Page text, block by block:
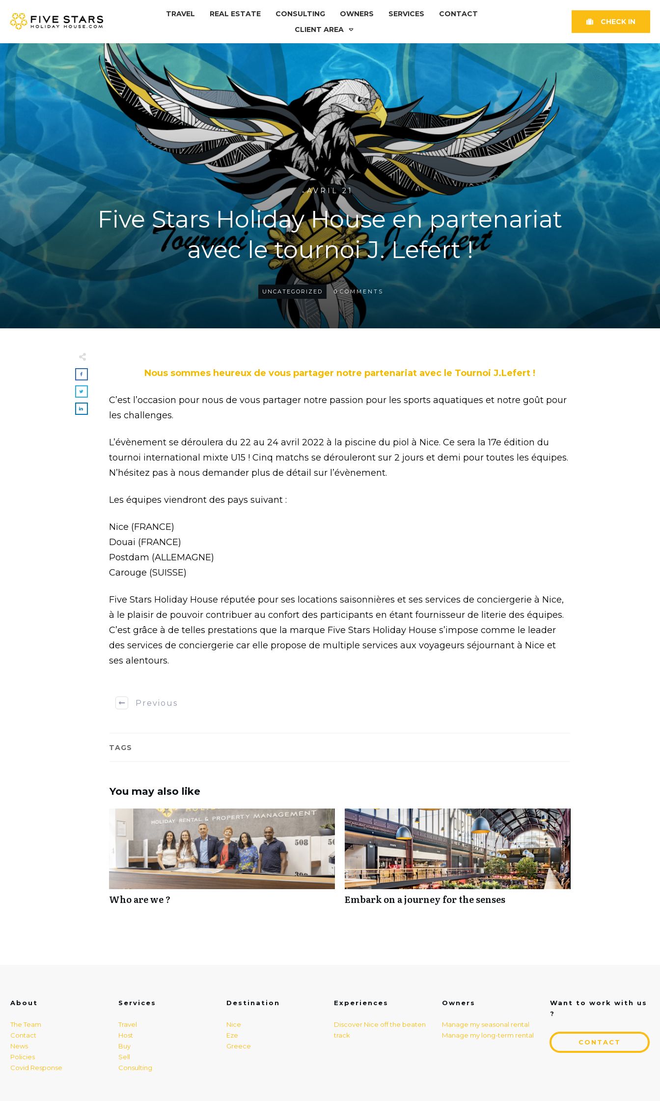
TRAVEL REAL ESTATE CONSULTING OWNERS SERVICES
CONTACT
CLIENT AREA
CHECK IN
AVRIL 21
Five Stars Holiday House en partenariat
avec le tournoi J. Lefert !
UNCATEGORIZED 0 COMMENTS
Nous sommes heureux de vous partager notre partenariat avec le Tournoi J.Lefert !
C’est l’occasion pour nous de vous partager notre passion pour les sports aquatiques et notre goût pour
les challenges.
L’évènement se déroulera du 22 au 24 avril 2022 à la piscine du piol à Nice. Ce sera la 17e édition du
tournoi international mixte U15 ! Cinq matchs se dérouleront sur 2 jours et demi pour toutes les équipes.
N’hésitez pas à nous demander plus de détail sur l’évènement.
Les équipes viendront des pays suivant :
Nice (FRANCE)
Douai (FRANCE)
Postdam (ALLEMAGNE)
Carouge (SUISSE)
Five Stars Holiday House réputée pour ses locations saisonnières et ses services de conciergerie à Nice,
à le plaisir de pouvoir contribuer au confort des participants en étant fournisseur de literie des équipes.
C’est grâce à de telles prestations que la marque Five Stars Holiday House s’impose comme le leader
des services de conciergerie car elle propose de multiple services aux voyageurs séjournant à Nice et
ses alentours.
Previous
TAGS
You may also like
Who are we ? Embark on a journey for the senses
About
The Team
Contact
News
Policies
Covid Response
Services
Travel
Host
Buy
Sell
Consulting
Destination
Nice
Eze
Greece
Experiences
Discover Nice off the beaten
track
Owners
Manage my seasonal rental
Manage my long-term rental
Want to work with us
?
CONTACT